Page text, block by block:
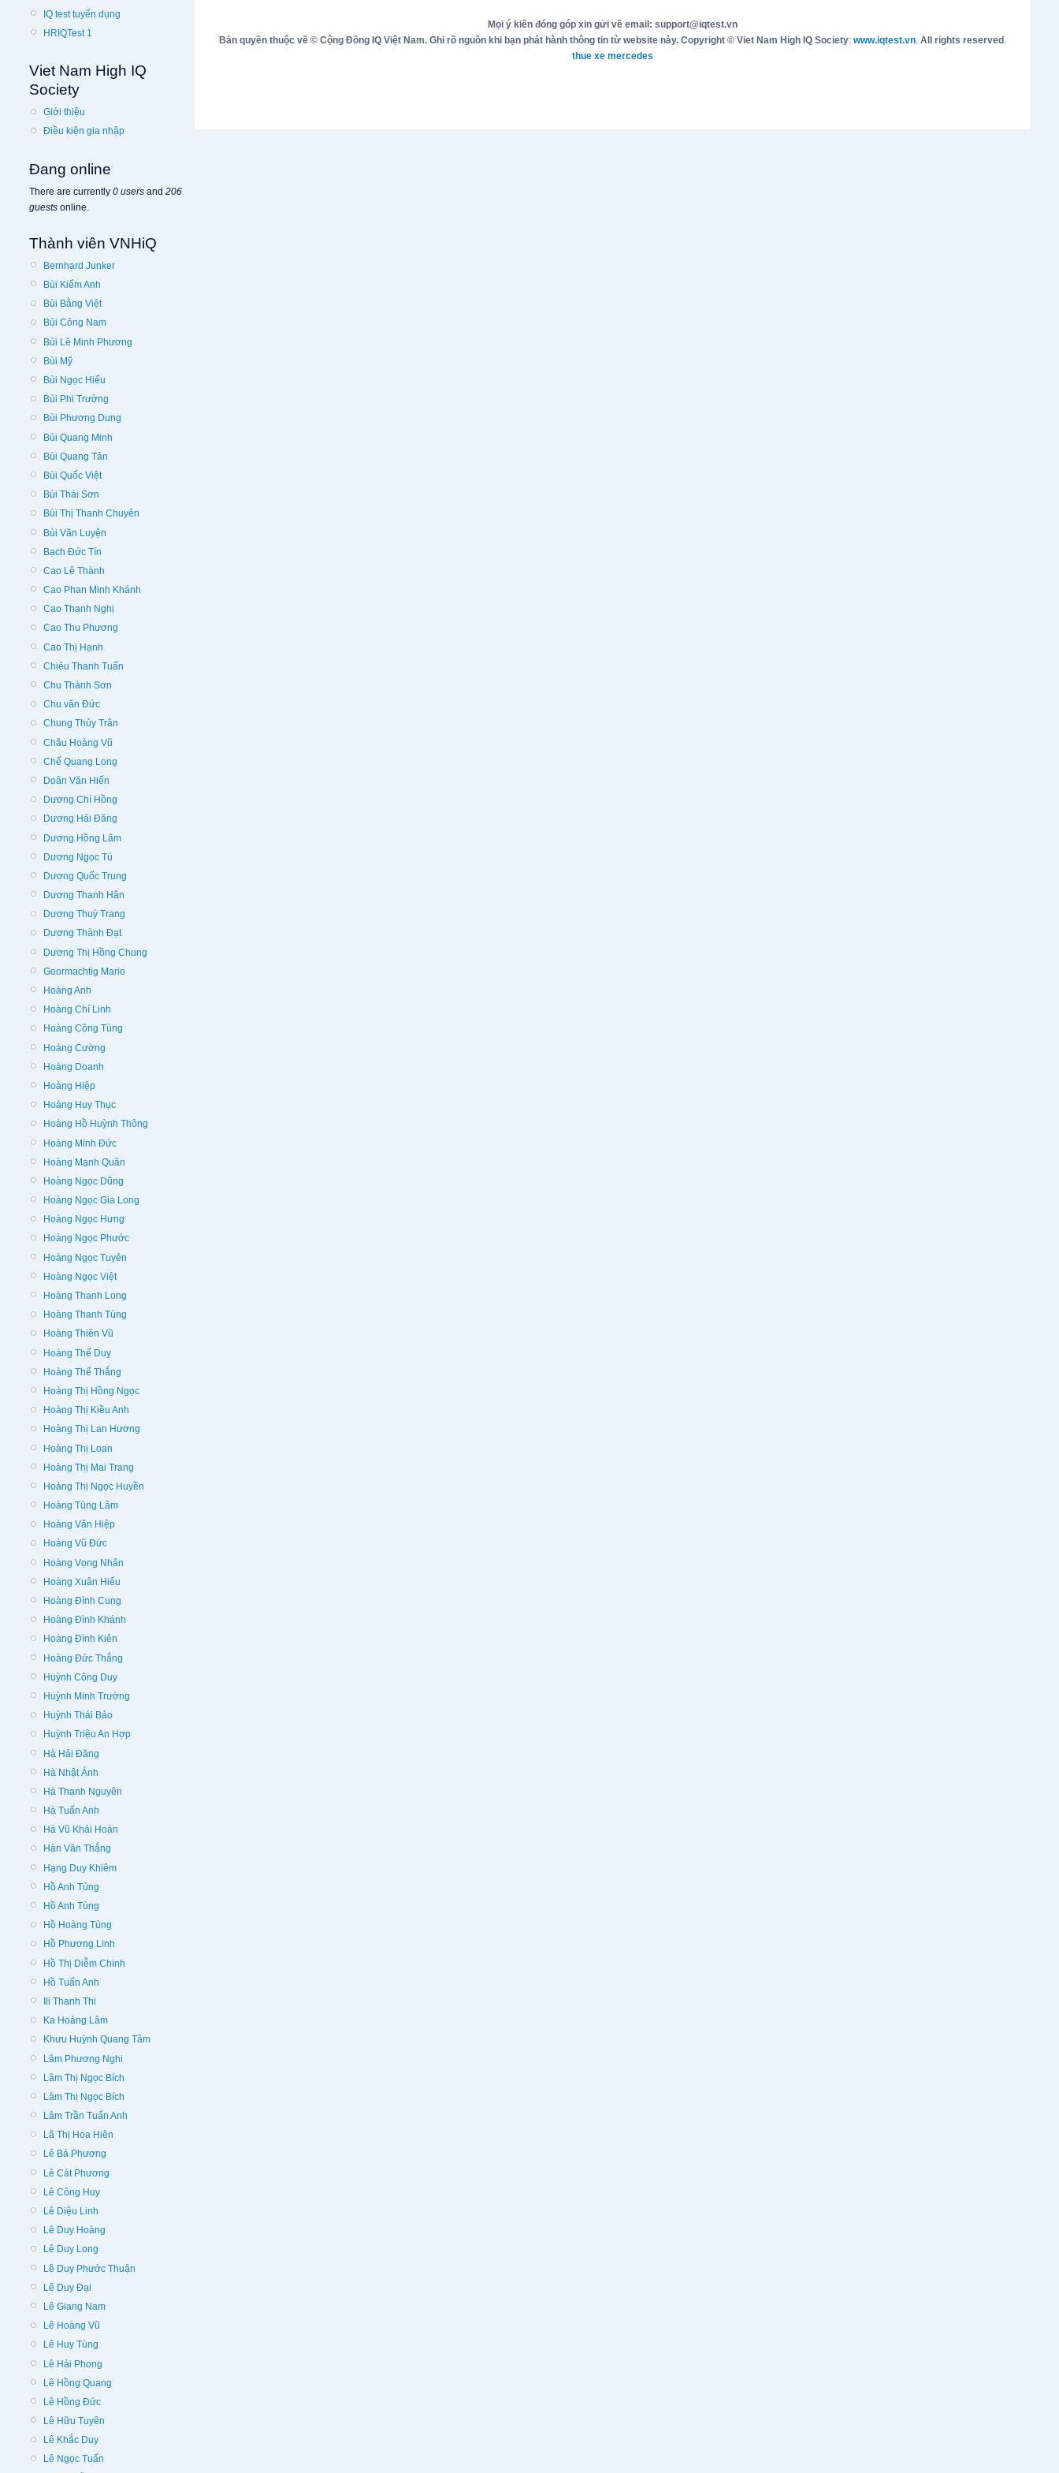
IQ test tuyển dụng
HRIQTest 1
Viet Nam High IQ
Society
Giới thiệu
Điều kiện gia nhập
Đang online
There are currently 0 users and 206
guests online.
Thành viên VNHiQ
Bernhard Junker
Bùi Kiếm Anh
Bùi Bằng Việt
Bùi Công Nam
Bùi Lê Minh Phương
Bùi Mỹ
Bùi Ngọc Hiếu
Bùi Phi Trường
Bùi Phương Dung
Bùi Quang Minh
Bùi Quang Tân
Bùi Quốc Việt
Bùi Thái Sơn
Bùi Thị Thanh Chuyên
Bùi Văn Luyện
Bạch Đức Tín
Cao Lê Thành
Cao Phan Minh Khánh
Cao Thanh Nghị
Cao Thu Phương
Cao Thị Hạnh
Chiêu Thanh Tuấn
Chu Thành Sơn
Chu văn Đức
Chung Thủy Trân
Châu Hoàng Vũ
Chế Quang Long
Doãn Văn Hiến
Dương Chí Hồng
Dương Hải Đăng
Dương Hồng Lãm
Dương Ngọc Tú
Dương Quốc Trung
Dương Thanh Hân
Dương Thuỳ Trang
Dương Thành Đạt
Dương Thị Hồng Chung
Goormachtig Mario
Hoàng Anh
Hoàng Chí Linh
Hoàng Công Tùng
Hoàng Cường
Hoàng Doanh
Hoàng Hiệp
Hoàng Huy Thục
Hoàng Hồ Huỳnh Thông
Hoàng Minh Đức
Hoàng Mạnh Quân
Hoàng Ngọc Dũng
Hoàng Ngọc Gia Long
Hoàng Ngọc Hưng
Hoàng Ngọc Phước
Hoàng Ngọc Tuyên
Hoàng Ngọc Việt
Hoàng Thanh Long
Hoàng Thanh Tùng
Hoàng Thiên Vũ
Hoàng Thế Duy
Hoàng Thế Thắng
Hoàng Thị Hồng Ngọc
Hoàng Thị Kiều Anh
Hoàng Thị Lan Hương
Hoàng Thị Loan
Hoàng Thị Mai Trang
Hoàng Thị Ngọc Huyền
Hoàng Tùng Lâm
Hoàng Văn Hiệp
Hoàng Vũ Đức
Hoàng Vọng Nhân
Hoàng Xuân Hiếu
Hoàng Đình Cung
Hoàng Đình Khánh
Hoàng Đình Kiên
Hoàng Đức Thắng
Huỳnh Công Duy
Huỳnh Minh Trường
Huỳnh Thái Bảo
Huỳnh Triệu An Hợp
Hà Hải Đăng
Hà Nhật Ánh
Hà Thanh Nguyên
Hà Tuấn Anh
Hà Vũ Khải Hoàn
Hàn Văn Thắng
Hạng Duy Khiêm
Hồ Anh Tùng
Hồ Anh Tùng
Hồ Hoàng Tùng
Hồ Phương Linh
Hồ Thị Diễm Chinh
Hồ Tuấn Anh
Ili Thanh Thi
Ka Hoàng Lâm
Khưu Huỳnh Quang Tâm
Lâm Phương Nghi
Lâm Thị Ngọc Bích
Lâm Thị Ngọc Bích
Lâm Trần Tuấn Anh
Lã Thị Hoa Hiên
Lê Bá Phương
Lê Cát Phương
Lê Công Huy
Lê Diệu Linh
Lê Duy Hoàng
Lê Duy Long
Lê Duy Phước Thuận
Lê Duy Đại
Lê Giang Nam
Lê Hoàng Vũ
Lê Huy Tùng
Lê Hải Phong
Lê Hồng Quang
Lê Hồng Đức
Lê Hữu Tuyên
Lê Khắc Duy
Lê Ngọc Tuấn
Mọi ý kiến đóng góp xin gửi về email: support@iqtest.vn
Bản quyền thuộc về © Cộng Đồng IQ Việt Nam. Ghi rõ nguồn khi bạn phát hành thông tin từ website này. Copyright © Viet Nam High IQ Society: www.iqtest.vn. All rights reserved .
thue xe mercedes